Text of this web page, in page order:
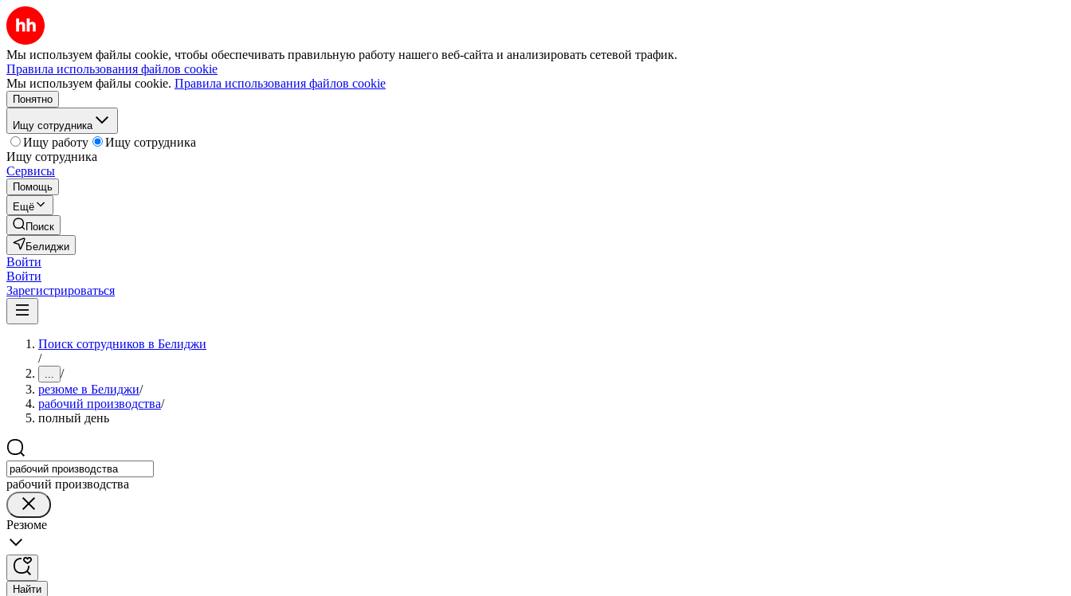
Мы используем файлы cookie, чтобы обеспечивать правильную работу нашего веб-сайта и анализировать сетевой трафик.
Правила использования файлов cookie
Мы используем файлы cookie. Правила использования файлов cookie
Понятно
Ищу сотрудника
Ищу работу
Ищу сотрудника
Ищу сотрудника
Сервисы
Помощь
Ещё
Поиск
Белиджи
Войти
Войти
Зарегистрироваться
Поиск сотрудников в Белиджи
/
... /
резюме в Белиджи/
рабочий производства/
полный день
рабочий производства
Резюме
Найти